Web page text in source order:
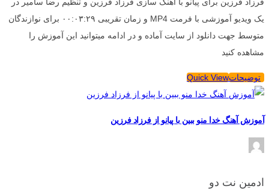
یک ویدیو آموزشی با فرمت MP4 و زمان تقریبی ۰۰:۰۳:۲۹ برای نوازندگان
متوسط جهت دانلود از سایت آماده و در ادامه میتوانید این آموزش را
مشاهده کنید
توضیحاتQuick View
آموزش آهنگ خدا منو ببین با پیانو از فرزاد فرزین
ادمین نت دو